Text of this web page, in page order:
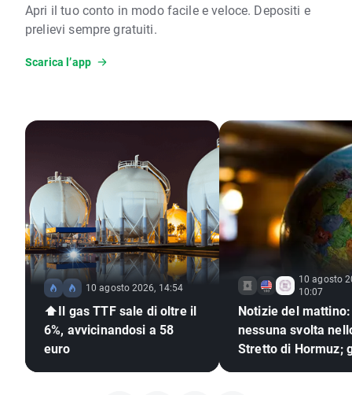
Apri il tuo conto in modo facile e veloce. Depositi e
prelievi sempre gratuiti.
Scarica l’app
10 agosto 2026, 14:54
⬆️Il gas TTF sale di oltre il
6%, avvicinandosi a 58
euro
10 agosto
10:07
Notizie del mattino:
nessuna svolta
Stretto di Hormuz;